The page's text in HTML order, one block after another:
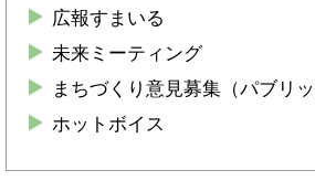
広報すまいる
未来ミーティング
まちづくり意見募集（パブリッ
ホットボイス